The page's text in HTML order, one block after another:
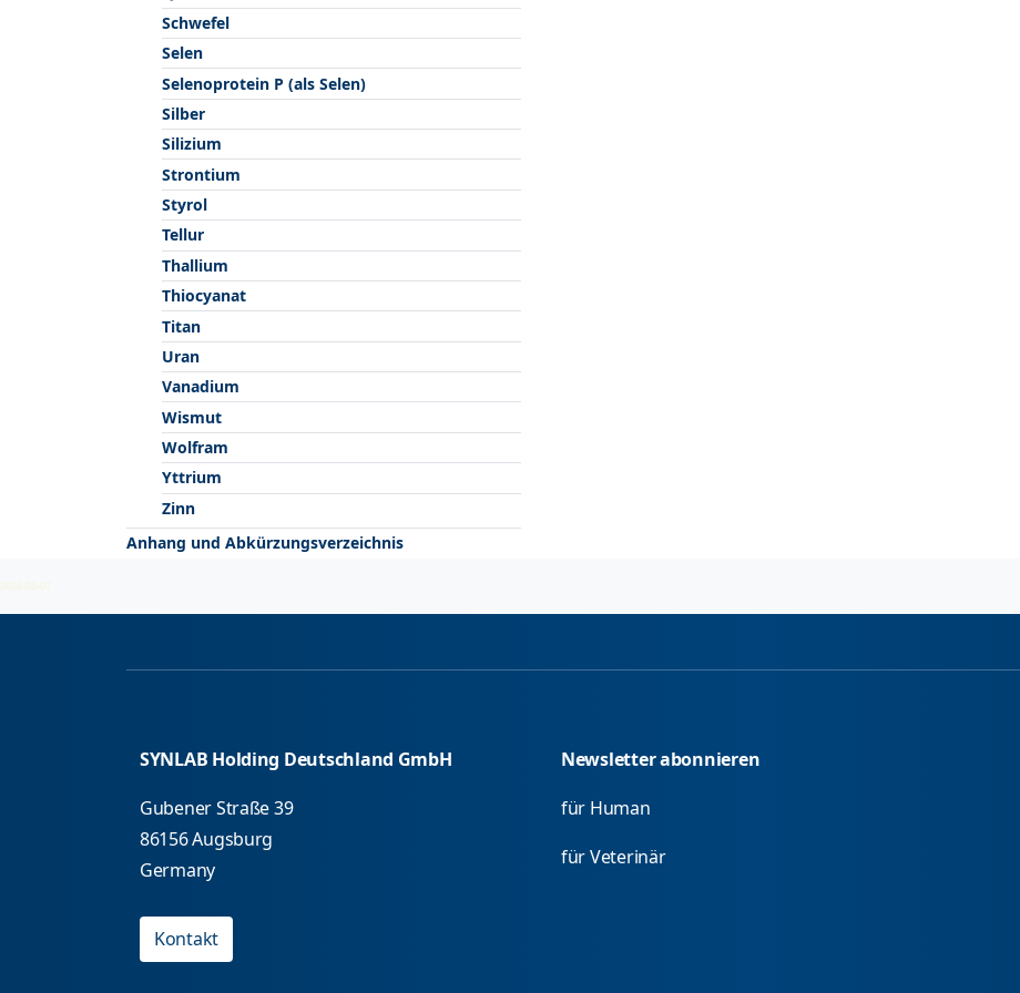
Schwefel
Selen
Selenoprotein P (als Selen)
Silber
Silizium
Strontium
Styrol
Tellur
Thallium
Thiocyanat
Titan
Uran
Vanadium
Wismut
Wolfram
Yttrium
Zinn
Anhang und Abkürzungsverzeichnis
2026-08-07
SYNLAB Holding Deutschland GmbH
Gubener Straße 39
86156 Augsburg
Germany
Kontakt
Newsletter abonnieren
für Human
für Veterinär